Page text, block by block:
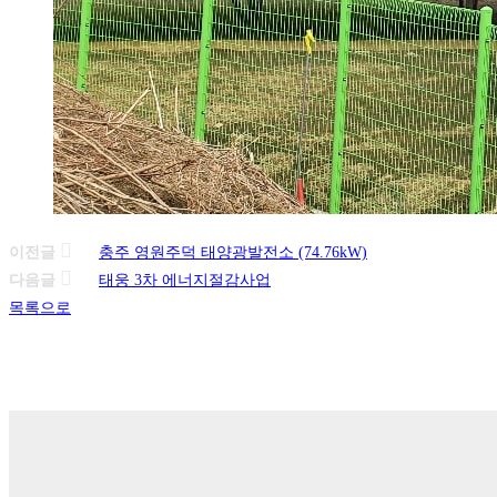
이전글
충주 영원주덕 태양광발전소 (74.76kW)
다음글
태웅 3차 에너지절감사업
목록으로